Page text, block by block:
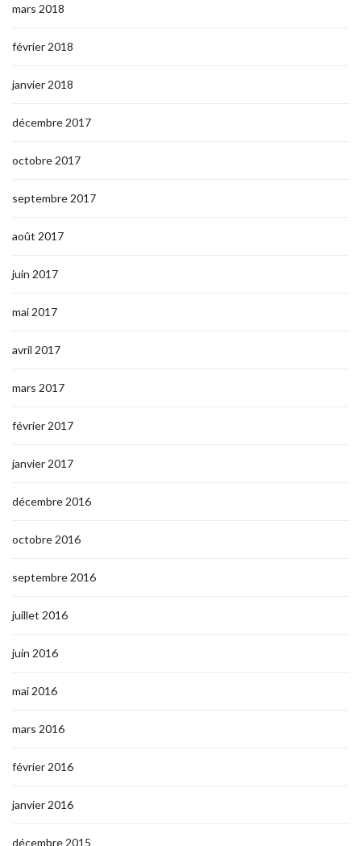
mars 2018
février 2018
janvier 2018
décembre 2017
octobre 2017
septembre 2017
août 2017
juin 2017
mai 2017
avril 2017
mars 2017
février 2017
janvier 2017
décembre 2016
octobre 2016
septembre 2016
juillet 2016
juin 2016
mai 2016
mars 2016
février 2016
janvier 2016
décembre 2015